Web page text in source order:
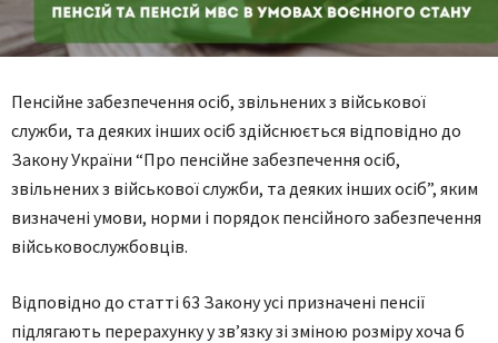
Пенсійне забезпечення осіб, звільнених з військової
служби, та деяких інших осіб здійснюється відповідно до
Закону України “Про пенсійне забезпечення осіб,
звільнених з військової служби, та деяких інших осіб”, яким
визначені умови, норми і порядок пенсійного забезпечення
військовослужбовців.
Відповідно до статті 63 Закону усі призначені пенсії
підлягають перерахунку у зв’язку зі зміною розміру хоча б